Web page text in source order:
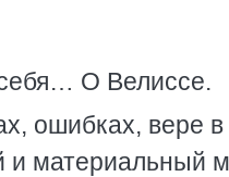
О Велиссе.
ошибках, вере
и материальный